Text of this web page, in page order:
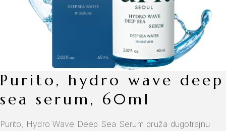
purito, hydro wave deep
sea serum, 60ml
Purito, Hydro Wave Deep Sea Serum pruža dugotrajnu